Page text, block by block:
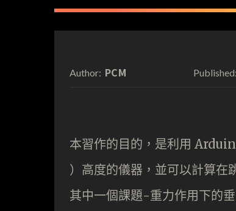
Author: PCM Published:
本習作的目的，是利用
）高度的儀器，並可以計算在
其中一個課題-重力作用下的